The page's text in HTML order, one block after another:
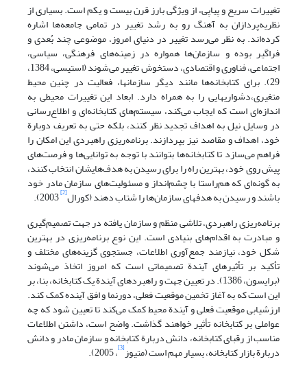
تغییرات سریع و پیاپی، از ویژگی بارز قرن بیست و یکم است. بسیاری از
نظریه‌پردازان به آهنگ رو به رشد تغییر در تمامی جامعه‌ها اشاره
کرده‌اند. به نظر می‌رسد تغییر در دنیای امروز، موضوعی چند بُعدی و
فراگیر بوده و سازمان‌ها همواره در زمینه‌های فرهنگی، سیاسی،
اجتماعی، فناوری و اقتصادی، دستخوش تغییر می‌شوند (استیسی، 1384،
29). برای کتابخانه‌ها مانند دیگر سازمانها، فعالیت در چنین محیط
متغیری،دشواریهایی را به همراه دارد. ابعاد این تغییرات محیطی به
اندازه‌ای است که ایجاب می‌کند، سیستم‌های کتابخانه‌ای و اطلاع‌رسانی
در وسایل نیل به اهداف تجدید نظر کنند، بلکه حتی به تعریف دوبارة
خود، اهداف و مقاصد نیز بپردازند. برنامه‌ریزی راهبردی این امکان را
فراهم می‌‌سازد تا کتابخانه‌ها بتوانند با توجه به توانایی‌ها و فرصت‌های
پیش روی خود، بهترین راه را برای رسیدن به هدف‌هایشان انتخاب کنند،
به گونه‌ای که هم‌راستا با چشم‌انداز و مسئولیت‌های سازمان مادر خود
باشند و رسیدن به هدفهای سازمان‌ها را شتاب دهند (کورال[2]
برنامه‌ریزی راهبردی، تلاشی منظم و سازمان یافته در جهت تصمیم‌گیری
و مبادرت به اقدام‌های بنیادی است. این نوع برنامه‌ریزی در بهترین
شکل خود، نیازمند جمع‌آوری اطلاعات، جستجوی گزینه‌های مختلف و
تأکید بر تأثیرهای آیندة تصمیماتی است که امروز اتخاذ می‌شوند
(برایسون، 1386). در تعیین جهت و راهبردهای آیندة یک کتابخانه، بنا، بر
این است که به آغاز تخمین موقعیت فعلی، دورنما و افق آینده کمک کند.
ارزشیابی موقعیت فعلی و آیندة محیط کمک می‌کند تا تعیین شود که چه
عواملی بر کتابخانه تأثیر خواهند گذاشت. واضح است، داشتن اطلاعات
مناسب از رقبای کتابخانه، دانش دربارة کتابخانه و سازمان مادر و دانش
دربارة بازار کتابخانه، بسیار مهم است (متیوز[3] ، 2005).